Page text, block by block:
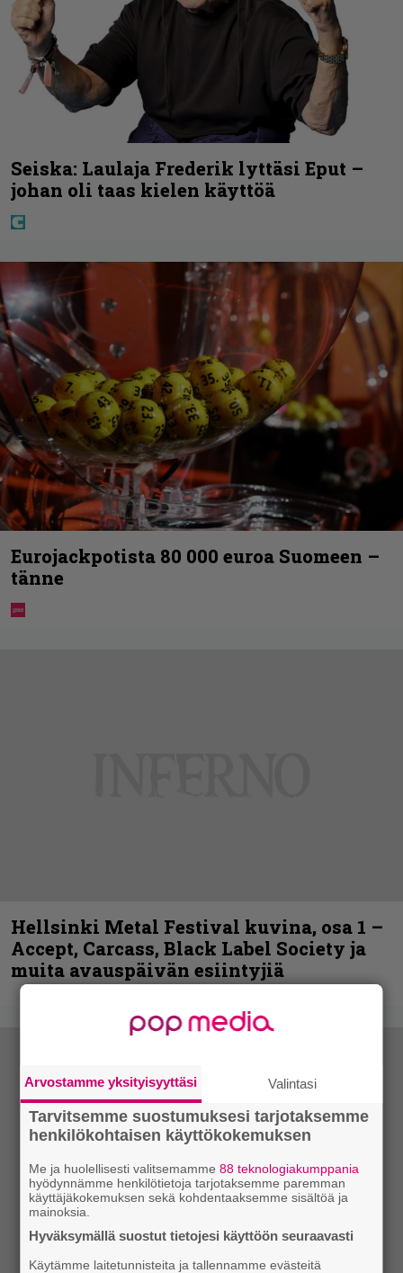
Seiska: Laulaja Frederik lyttäsi Eput –
johan oli taas kielen käyttöä
Eurojackpotista 80 000 euroa Suomeen –
tänne
Hellsinki Metal Festival kuvina, osa 1 –
Accept, Carcass, Black Label Society ja
muita avauspäivän esiintyjiä
Arvostamme yksityisyyttäsi Valintasi
Tarvitsemme suostumuksesi tarjotaksemme
henkilökohtaisen käyttökokemuksen
Me ja huolellisesti valitsemamme88 teknologiakumppania
hyödynnämme henkilötietoja tarjotaksemme paremman
käyttäjäkokemuksen sekä kohdentaaksemme sisältöä ja
mainoksia.
Hyväksymällä suostut tietojesi käyttöön seuraavasti
Käytämme laitetunnisteita ja tallennamme evästeitä